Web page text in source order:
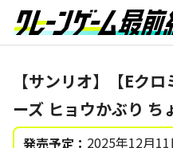
【サンリオ】【Eク
ーズ ヒョウかぶり ち
発売予定： 2025年12月